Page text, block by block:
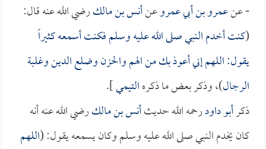
- عنعمرو بن أبي عمروعنأنس بن مالكرضي الله عنه قال:
(كنت أخدم النبي صلى الله عليه وسلم فكنت أسمعه كثيراً
يقول: اللهم إني أعوذ بك من الهم والحزن وضلع الدين وغلبة
الرجال)، وذكر بعض ما ذكرهالتيمي].
ذكرأبو داودرحمه الله حديثأنس بن مالكرضي الله عنه أنه
كان يخدم النبي صلى الله عليه وسلم وكان يسمعه يقول: (اللهم